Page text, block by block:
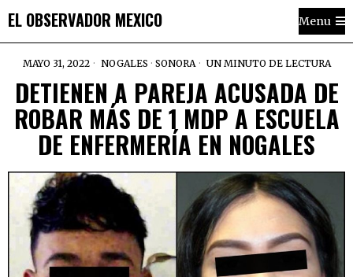
EL OBSERVADOR MEXICO Menu
MAYO 31, 2022 NOGALES · SONORA UN MINUTO DE LECTURA
DETIENEN A PAREJA ACUSADA DE
ROBAR MÁS DE 1 MDP A ESCUELA
DE ENFERMERÍA EN NOGALES